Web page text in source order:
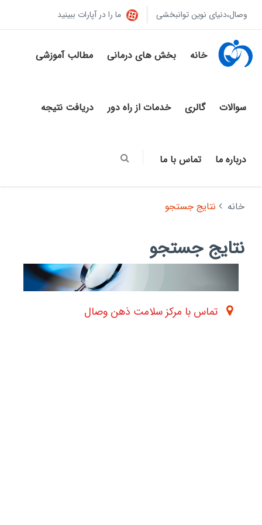
وصال،دنیای نوین توانبخشی ما را در آپارات ببینید
خانه بخش های درمانی مطالب آموزشی
سوالات گالری خدمات از راه دور دریافت نتیجه
درباره ما تماس با ما
خانه نتایج جستجو
نتایج جستجو
تماس با مرکز سلامت ذهن وصال